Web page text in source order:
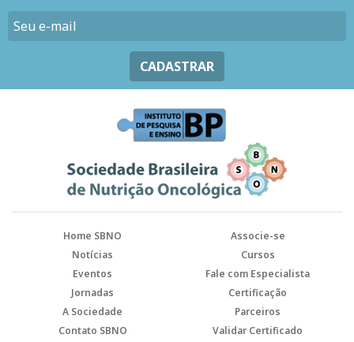
CADASTRAR
Home SBNO
Associe-se
Notícias
Cursos
Eventos
Fale com Especialista
Jornadas
Certificação
A Sociedade
Parceiros
Contato SBNO
Validar Certificado